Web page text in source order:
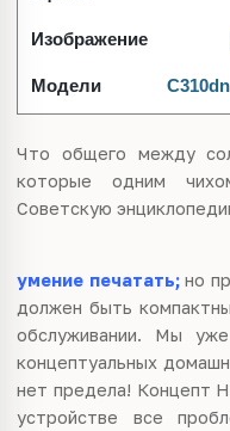
Изображение
Модели C310dn
Что общего между
которые одним
Советскую
умение печатать;но
должен быть
обслуживании. Мы
концептуальных
нет предела! Концепт
устройстве все